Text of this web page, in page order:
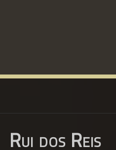
Rui dos Reis